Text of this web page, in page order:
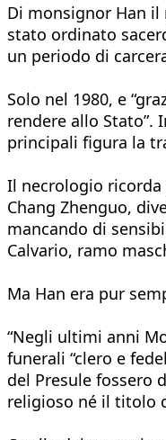
Di monsignor Han il
stato ordinato
un periodo di
Solo nel 1980, e
rendere allo
principali figura la
Il necrologio ricorda
Chang Zhenguo,
mancando di
Calvario, ramo
Ma Han era pur
“Negli ultimi anni
funerali “clero e
del Presule fossero
religioso né il titolo